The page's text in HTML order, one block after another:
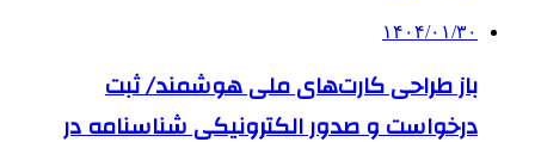
۱۴۰۴/۰۱/۳۰
باز طراحی کارت‌های ملی هوشمند/ ثبت
درخواست و صدور الکترونیکی شناسنامه در